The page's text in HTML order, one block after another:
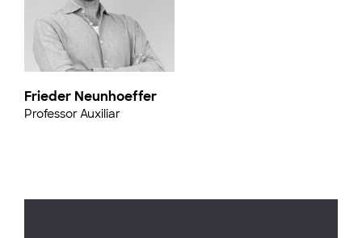
Frieder Neunhoeffer
Professor Auxiliar